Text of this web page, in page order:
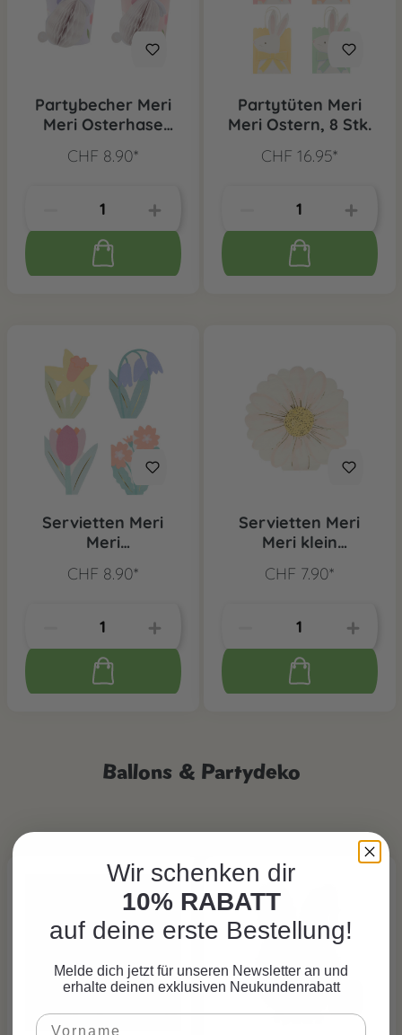
Partybecher Meri
Meri Osterhase
CHF 8.90*
Partytüten Meri
Meri Ostern, 8 Stk.
CHF 16.95*
Servietten Meri
Meri
Stk.
CHF 8.90*
Servietten Meri
Meri klein
CHF 7.90*
Ballons & Partydeko
Wir schenken dir
10% RABATT
auf deine erste Bestellung!
Melde dich jetzt für unseren Newsletter an und
erhalte deinen exklusiven Neukundenrabatt